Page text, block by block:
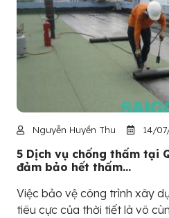
Nguyễn Huyền Thu 14/
5 Dịch vụ chống thấm tại
đảm bảo hết thấm...
Việc bảo vệ công trình xây
tiêu cực của thời tiết là vô